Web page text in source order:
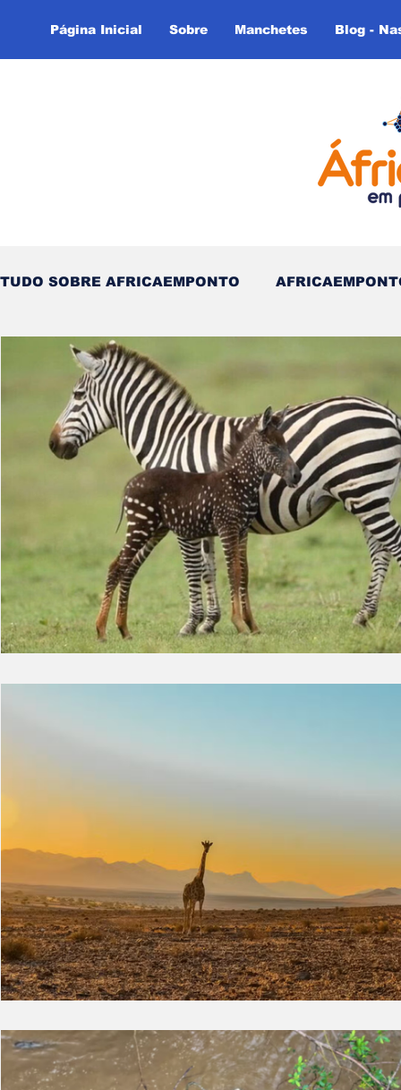
Página Inicial Sobre Manchetes Blog -
TUDO SOBRE AFRICAEMPONTO
Nas Linhas do Tempo - (Blog)